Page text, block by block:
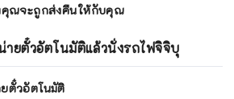
คุณจะถูกส่งคืนให้กับคุณ
ายตั๋วอัตโนมัติแล้วนั่งรถไฟจิจิบุ
ตั๋วอัตโนมัติ